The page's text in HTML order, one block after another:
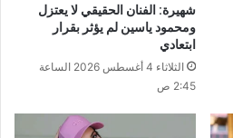
شهيرة: الفنان الحقيقي لا يعتزل
ومحمود ياسين لم يؤثر بقرار
ابتعادي
الثلاثاء 4 أغسطس 2026 الساعة
2:45 ص